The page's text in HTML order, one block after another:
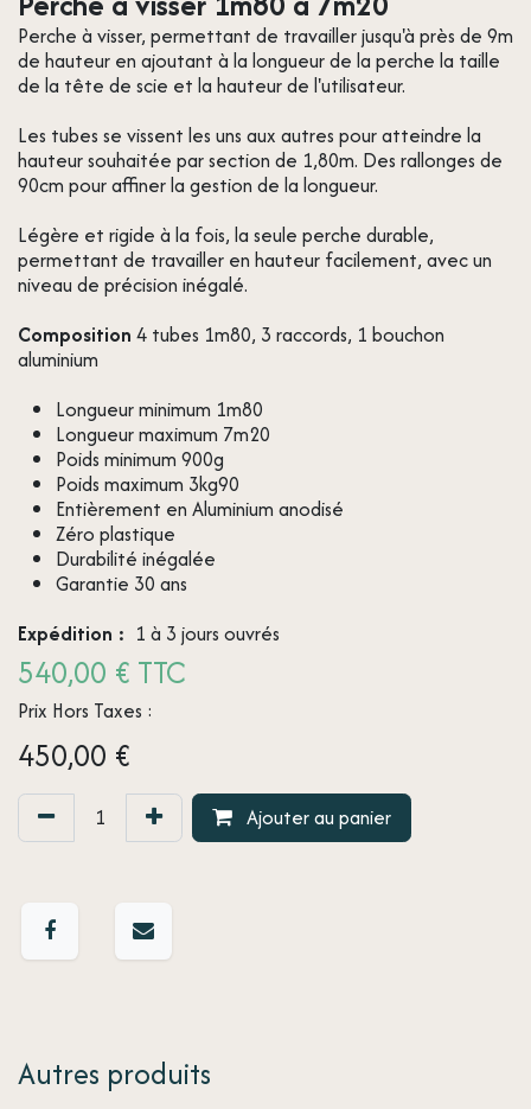
Perche à visser, permettant de travailler jusqu'à près de 9m
de hauteur en ajoutant à la longueur de la perche la taille
de la tête de scie et la hauteur de l'utilisateur.
Les tubes se vissent les uns aux autres pour atteindre la
hauteur souhaitée par section de 1,80m. Des rallonges de
90cm pour affiner la gestion de la longueur.
Légère et rigide à la fois, la seule perche durable,
permettant de travailler en hauteur facilement, avec un
niveau de précision inégalé.
Composition 4 tubes 1m80, 3 raccords, 1 bouchon
aluminium
Longueur minimum 1m80
Longueur maximum 7m20
Poids minimum 900g
Poids maximum 3kg90
Entièrement en Aluminium anodisé
Zéro plastique
Durabilité inégalée
Garantie 30 ans
Expédition : 1 à 3 jours ouvrés
540,00 € TTC
Prix Hors Taxes :
450,00 €
Ajouter au panier
Autres produits